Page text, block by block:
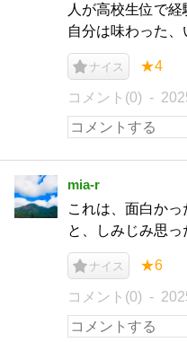
人が高校生位で
自分は味わった
ナイス ★4
コメント(0)
mia-r
これは、面白か
と、しみじみ思っ
ナイス ★6
コメント(0)